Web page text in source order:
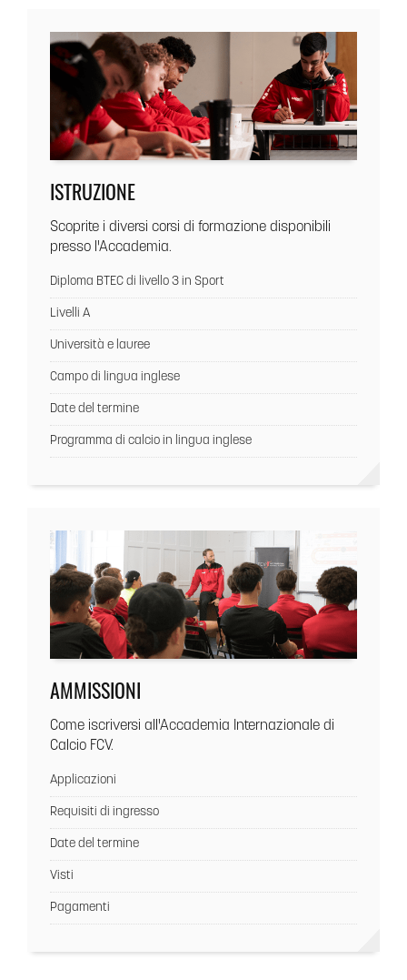
ISTRUZIONE
Scoprite i diversi corsi di formazione disponibili
presso l'Accademia.
Diploma BTEC di livello 3 in Sport
Livelli A
Università e lauree
Campo di lingua inglese
Date del termine
Programma di calcio in lingua inglese
AMMISSIONI
Come iscriversi all'Accademia Internazionale di
Calcio FCV.
Applicazioni
Requisiti di ingresso
Date del termine
Visti
Pagamenti